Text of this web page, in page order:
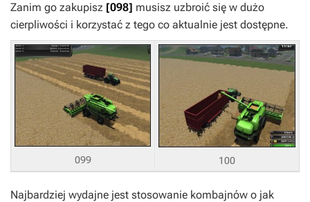
Zanim go zakupisz [098] musisz uzbroić się w dużo
cierpliwości i korzystać z tego co aktualnie jest dostępne.
099 100
Najbardziej wydajne jest stosowanie kombajnów o jak